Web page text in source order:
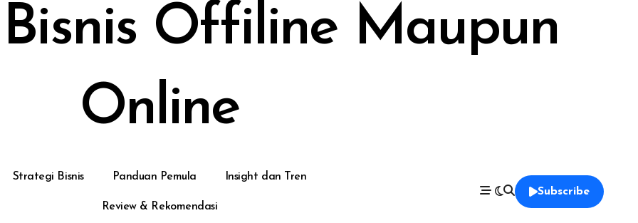
Offiline Maupun
Online
Strategi Bisnis Panduan Pemula Insight dan Tren
Review & Rekomendasi
Subscribe